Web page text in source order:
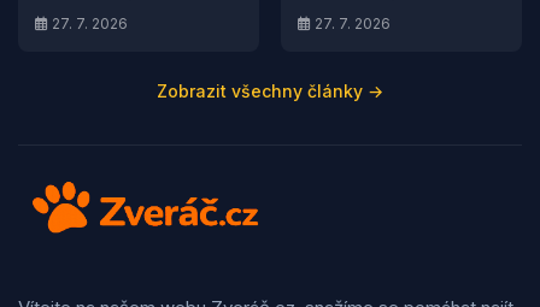
27. 7. 2026 27. 7. 2026
Zobrazit všechny články →